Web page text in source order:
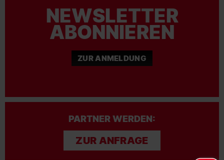
NEWSLETTER
ABONNIEREN
ZUR ANMELDUNG
PARTNER WERDEN:
ZUR ANFRAGE